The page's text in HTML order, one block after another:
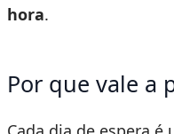
hora.
Por que vale a